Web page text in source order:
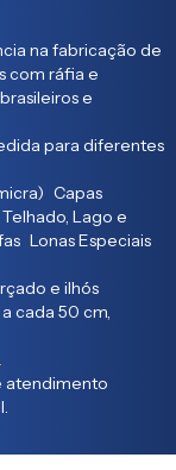
na fabricação de
com ráfia e
e
para diferentes
Capas
Lago e
Lonas Especiais
e ilhós
cada 50 cm,
atendimento